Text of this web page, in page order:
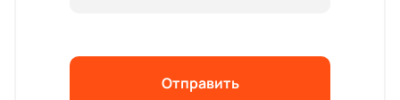
Отправить